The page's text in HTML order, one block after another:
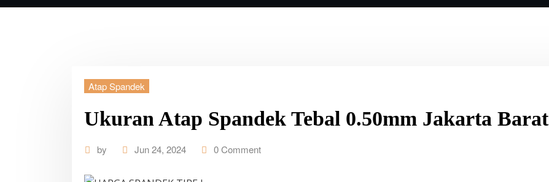
Atap Spandek
Ukuran Atap Spandek Tebal 0.50mm Jakarta Barat
by Jun 24, 2024 0 Comment